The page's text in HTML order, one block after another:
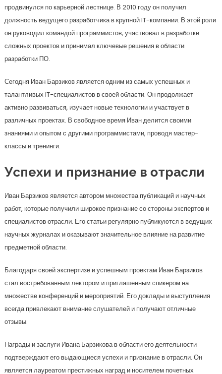
продвинулся по карьерной лестнице. В 2010 году он получил
должность ведущего разработчика в крупной IT-компании. В этой роли
он руководил командой программистов, участвовал в разработке
сложных проектов и принимал ключевые решения в области
разработки ПО.
Сегодня Иван Барзиков является одним из самых успешных и
талантливых IT-специалистов в своей области. Он продолжает
активно развиваться, изучает новые технологии и участвует в
различных проектах. В свободное время Иван делится своими
знаниями и опытом с другими программистами, проводя мастер-
классы и тренинги.
Успехи и признание в отрасли
Иван Барзиков является автором множества публикаций и научных
работ, которые получили широкое признание со стороны экспертов и
специалистов отрасли. Его статьи регулярно публикуются в ведущих
научных журналах и оказывают значительное влияние на развитие
предметной области.
Благодаря своей экспертизе и успешным проектам Иван Барзиков
стал востребованным лектором и приглашенным спикером на
множестве конференций и мероприятий. Его доклады и выступления
всегда привлекают внимание слушателей и получают отличные
отзывы.
Награды и заслуги Ивана Барзикова в области его деятельности
подтверждают его выдающиеся успехи и признание в отрасли. Он
является лауреатом престижных наград и носителем почетных